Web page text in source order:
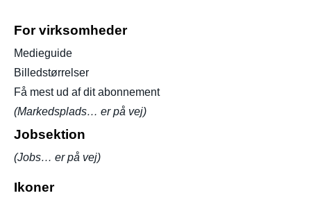
For virksomheder
Medieguide
Billedstørrelser
Få mest ud af dit abonnement
(Markedsplads… er på vej)
Jobsektion
(Jobs… er på vej)
Ikoner